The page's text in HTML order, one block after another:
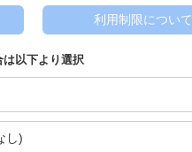
利用制限について
以下より選択
し)